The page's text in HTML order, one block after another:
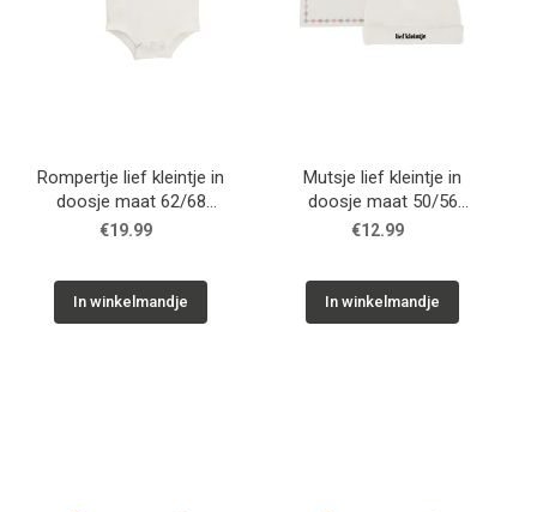
Rompertje lief kleintje in
doosje maat 62/68
wit/zwart / Zusss
€19.99
In winkelmandje
Mutsje lief kleintje in
doosje maat 50/56
wit/zwart / Zusss
€12.99
In winkelmandje